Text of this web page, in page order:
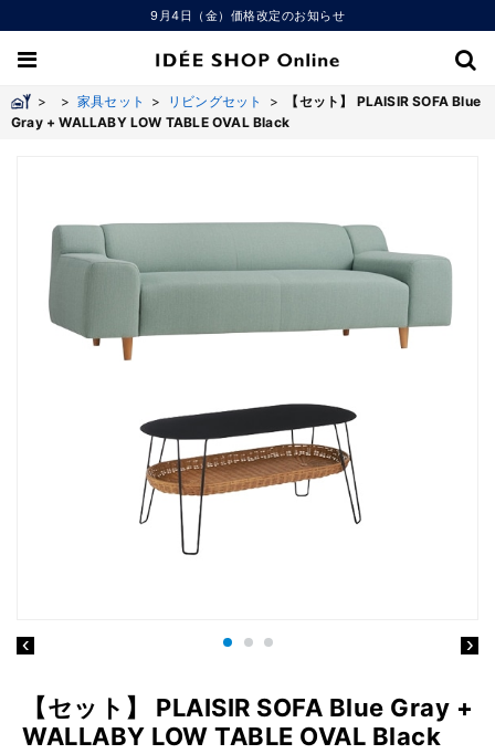
9月4日（金）価格改定のお知らせ
> > 家具セット > リビングセット >
【セット】 PLAISIR SOFA Blue
Gray + WALLABY LOW TABLE OVAL Black
【セット】 PLAISIR SOFA Blue Gray +
WALLABY LOW TABLE OVAL Black